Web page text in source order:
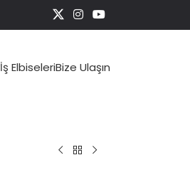
İş ElbiseleriBize Ulaşın